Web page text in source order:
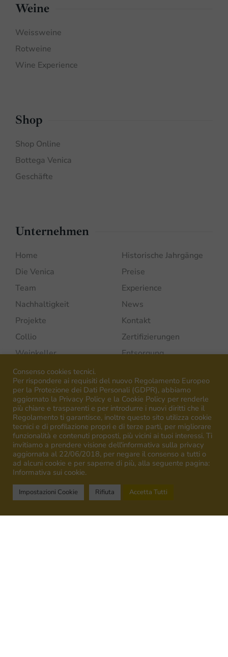
Weine
Weissweine
Rotweine
Wine Experience
Shop
Shop Online
Bottega Venica
Geschäfte
Unternehmen
Home
Die Venica
Team
Nachhaltigkeit
Projekte
Collio
Weinkeller
Weinberge
Historische Jahrgänge
Preise
Experience
News
Kontakt
Zertifizierungen
Entsorgung
"Venica & Venica
ist VIVA-zertifiziert
Consenso cookies tecnici.
Per rispondere ai requisiti del nuovo Regolamento Europeo
per la Protezione dei Dati Personali (GDPR), abbiamo
aggiornato la Privacy Policy e la Cookie Policy per renderle
più chiare e trasparenti e per introdurre i nuovi diritti che il
Regolamento ti garantisce, inoltre questo sito utilizza cookie
tecnici e di profilazione propri e di terze parti, per migliorare
funzionalità e contenuti proposti, più vicini ai tuoi interessi. Ti
invitiamo a prendere visione dell'informativa sulla privacy
aggiornata al 22/06/2018, per negare il consenso a tutti o
ad alcuni cookie e per saperne di più, alla seguente pagina:
Informativa sui cookie.
Impostazioni Cookie Rifiuta Accetta Tutti